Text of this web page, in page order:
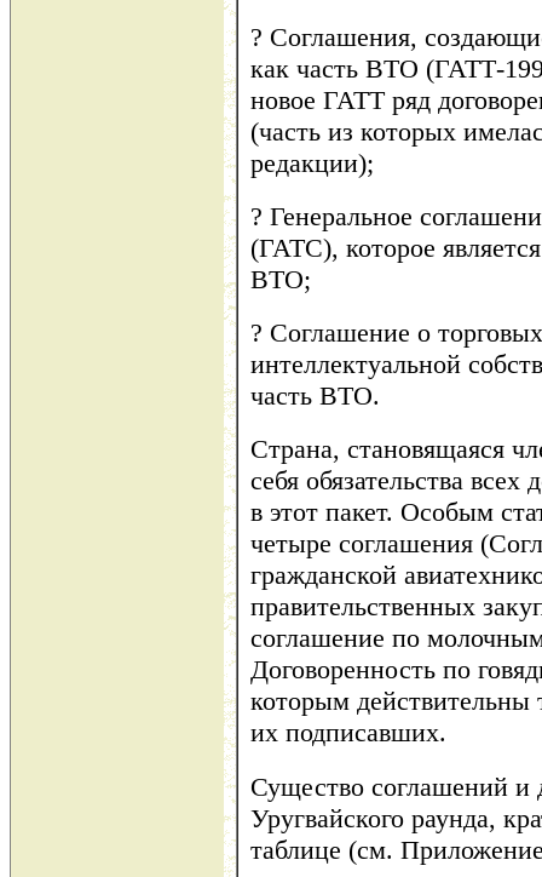
? Соглашения,
как часть ВТО (ГАТТ-
новое ГАТТ ряд
(часть из которых
редакции);
? Генеральное
(ГАТС), которое
ВТО;
? Соглашение о
интеллектуальной
часть ВТО.
Страна, становящаяся
себя обязательства
в этот пакет. Особым
четыре соглашения
гражданской
правительственных
соглашение по
Договоренность по
которым действительны
их подписавших.
Существо соглашений и
Уругвайского раунда,
таблице (см.